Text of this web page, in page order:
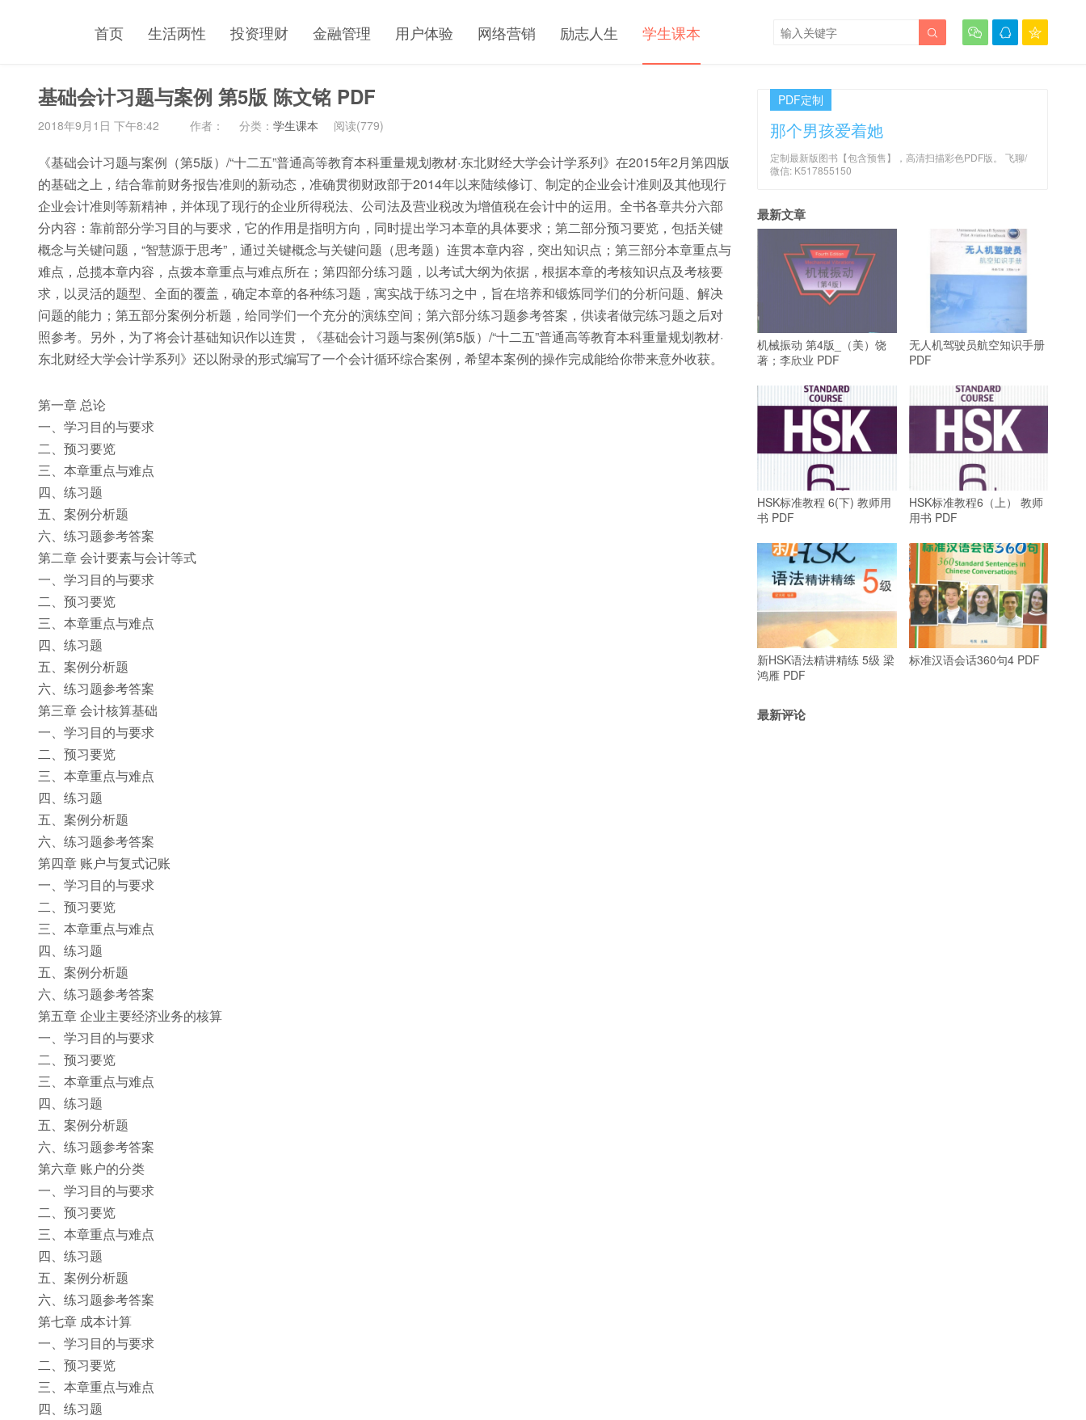
首页 生活两性 投资理财 金融管理 用户体验 网络营销 励志人生 学生课本   

基础会计习题与案例 第5版 陈文铭 PDF
2018年9月1日 下午8:42 作者： 分类： 学生课本 阅读(779)
《基础会计习题与案例（第5版）/“十二五”普通高等教育本科重量规划教材·东北财经大学会计学系列》在2015年2月第四版
的基础之上，结合靠前财务报告准则的新动态，准确贯彻财政部于2014年以来陆续修订、制定的企业会计准则及其他现行
企业会计准则等新精神，并体现了现行的企业所得税法、公司法及营业税改为增值税在会计中的运用。全书各章共分六部
分内容：靠前部分学习目的与要求，它的作用是指明方向，同时提出学习本章的具体要求；第二部分预习要览，包括关键
概念与关键问题，“智慧源于思考”，通过关键概念与关键问题（思考题）连贯本章内容，突出知识点；第三部分本章重点与
难点，总揽本章内容，点拨本章重点与难点所在；第四部分练习题，以考试大纲为依据，根据本章的考核知识点及考核要
求，以灵活的题型、全面的覆盖，确定本章的各种练习题，寓实战于练习之中，旨在培养和锻炼同学们的分析问题、解决
问题的能力；第五部分案例分析题，给同学们一个充分的演练空间；第六部分练习题参考答案，供读者做完练习题之后对
照参考。另外，为了将会计基础知识作以连贯，《基础会计习题与案例(第5版）/“十二五”普通高等教育本科重量规划教材·
东北财经大学会计学系列》还以附录的形式编写了一个会计循环综合案例，希望本案例的操作完成能给你带来意外收获。
第一章 总论
一、学习目的与要求
二、预习要览
三、本章重点与难点
四、练习题
五、案例分析题
六、练习题参考答案
第二章 会计要素与会计等式
一、学习目的与要求
二、预习要览
三、本章重点与难点
四、练习题
五、案例分析题
六、练习题参考答案
第三章 会计核算基础
一、学习目的与要求
二、预习要览
三、本章重点与难点
四、练习题
五、案例分析题
六、练习题参考答案
第四章 账户与复式记账
一、学习目的与要求
二、预习要览
三、本章重点与难点
四、练习题
五、案例分析题
六、练习题参考答案
第五章 企业主要经济业务的核算
一、学习目的与要求
二、预习要览
三、本章重点与难点
四、练习题
五、案例分析题
六、练习题参考答案
第六章 账户的分类
一、学习目的与要求
二、预习要览
三、本章重点与难点
四、练习题
五、案例分析题
六、练习题参考答案
第七章 成本计算
一、学习目的与要求
二、预习要览
三、本章重点与难点
四、练习题
PDF定制
那个男孩爱着她
定制最新版图书【包含预售】，高清扫描彩色PDF版。 飞聊/
微信: K517855150
最新文章
机械振动 第4版_（美）饶
著；李欣业 PDF
无人机驾驶员航空知识手册
PDF
HSK标准教程 6(下) 教师用
书 PDF
HSK标准教程6（上） 教师
用书 PDF
新HSK语法精讲精练 5级 梁
鸿雁 PDF
标准汉语会话360句4 PDF
最新评论